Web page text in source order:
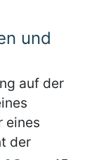
und
auf der
eines
der